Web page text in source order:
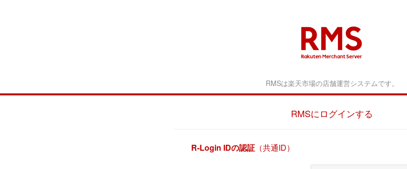
RMSは楽天市場の店舗運営システムです。
RMSにログインする
R-Login IDの認証（共通ID）